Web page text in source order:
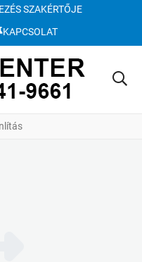
SZAKÉRTŐJE
KAPCSOLAT